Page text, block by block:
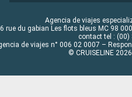
Agencia de viajes
rue du gabian Les flots bleus MC 98
contact tel : (00)
de viajes n° 006 02 0007 –
© CRUISELINE